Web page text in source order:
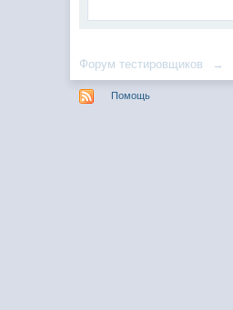
Форум тестировщиков →
Помощь